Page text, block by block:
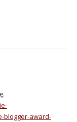
blogger-award-